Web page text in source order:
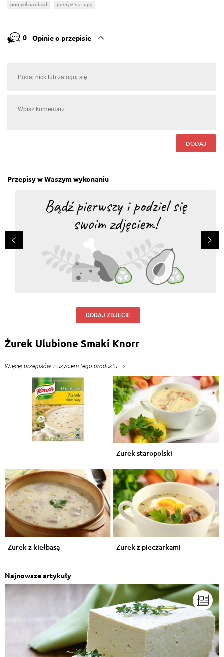
pomysł na obiad
pomysł na zupę
0 Opinie o przepisie
DODAJ
Przepisy w Waszym wykonaniu
DODAJ ZDJĘCIE
Żurek Ulubione Smaki Knorr
Więcej przepisów z użyciem tego produktu
Żurek staropolski
Żurek z kiełbasą Żurek z pieczarkami
Najnowsze artykuły